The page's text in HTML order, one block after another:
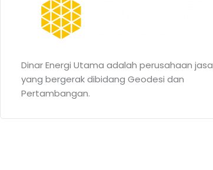
Dinar Energi Utama adalah perusahaan jasa
yang bergerak dibidang Geodesi dan
Pertambangan.